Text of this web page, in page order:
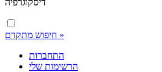
חיפוש מתקדם »
התחברות
הרשימות שלי